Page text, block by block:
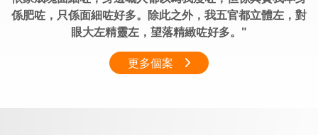
係肥咗，只係面細咗好多。除此之外，我五官都立體左，對
眼大左精靈左，望落精緻咗好多。
更多個案